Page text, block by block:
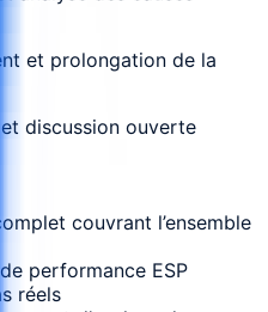
et prolongation de la
discussion ouverte
couvrant l’ensemble
performance ESP
réels